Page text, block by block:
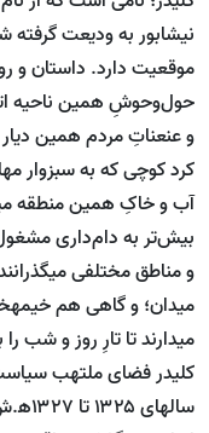
نیشابور به ودیعت
موقعیت دارد. داستان و
حول‌وحوشِ همین ناحیه
و عنعناتِ مردم همین
کرد کوچی که به سبزوار
آب و خاکِ همین منطقه
بیش‌تر به دام‌داری
و مناطق مختلفی
میدان؛ و گاهی هم
می‏دارند تا تارِ روز و شب
کلیدر فضای ملتهب